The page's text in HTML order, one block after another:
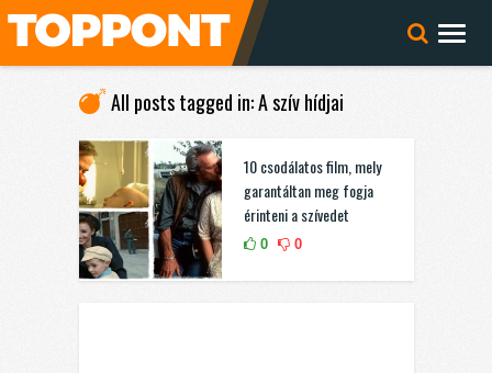
All posts tagged in: A szív hídjai
10 csodálatos film, mely
garantáltan meg fogja
érinteni a szívedet
0 0